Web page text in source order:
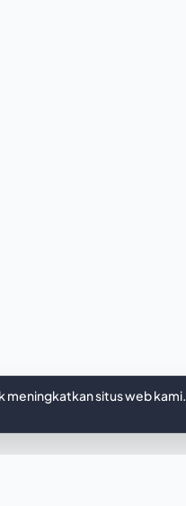
meningkatkan situs web kami.